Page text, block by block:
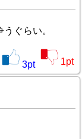
ぐらい。
3pt 1pt